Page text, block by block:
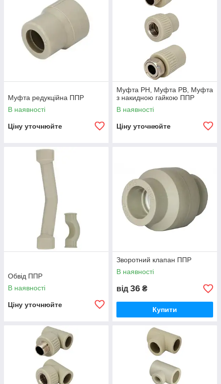
Муфта редукційна ППР
В наявності
Ціну уточнюйте
Муфта РН, Муфта РВ, Муфта
з накидною гайкою ППР
В наявності
Ціну уточнюйте
Обвід ППР
В наявності
Ціну уточнюйте
Зворотний клапан ППР
В наявності
від 36 ₴
Купити